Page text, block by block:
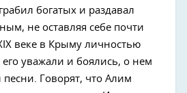
богатых и раздавал
не оставляя себе почти
веке в Крыму личностью
уважали и боялись, о нем
песни. Говорят, что Алим